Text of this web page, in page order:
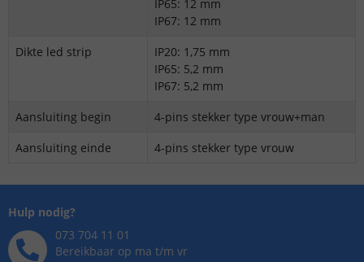
IP65: 12 mm
IP67: 12 mm
Dikte led strip
IP20: 1,75 mm
IP65: 5,2 mm
IP67: 5,2 mm
Aansluiting begin
4-pins stekker type vrouw+man
Aansluiting einde
4-pins stekker type vrouw
Hulp nodig?
073 704 11 01
Bereikbaar op ma t/m vr